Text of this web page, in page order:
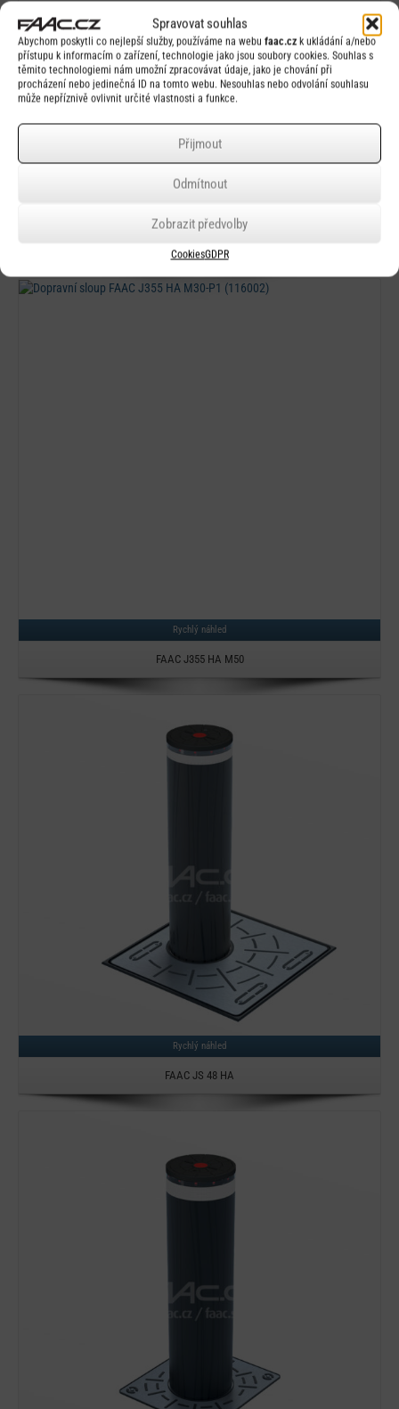
Spravovat souhlas
Abychom poskytli co nejlepší služby, používáme na webu faac.cz k ukládání a/nebo
přístupu k informacím o zařízení, technologie jako jsou soubory cookies. Souhlas s
těmito technologiemi nám umožní zpracovávat údaje, jako je chování při
procházení nebo jedinečná ID na tomto webu. Nesouhlas nebo odvolání souhlasu
může nepříznivě ovlivnit určité vlastnosti a funkce.
Přijmout
Odmítnout
Zobrazit předvolby
CookiesGDPR
FAAC J355 HA M30-P1
Rychlý náhled
FAAC J355 HA M50
Rychlý náhled
FAAC JS 48 HA